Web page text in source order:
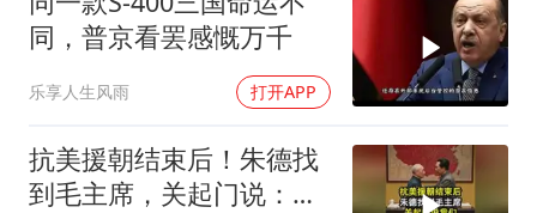
同，普京看罢感慨万千
乐享人生风雨 打开APP
抗美援朝结束后！朱德找
到毛主席，关起门说：我